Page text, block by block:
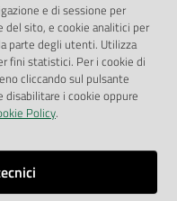
e di sessione per
del sito, e cookie analitici per
parte degli utenti. Utilizza
fini statistici. Per i cookie di
cliccando sul pulsante
disabilitare i cookie oppure
Policy.